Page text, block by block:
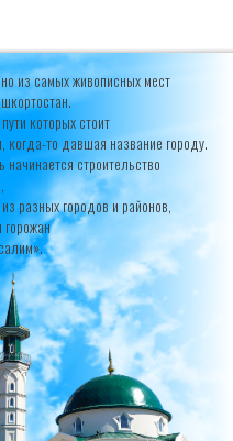
из самых живописных мест
которых стоит
когда-то давшая название городу.
строительство
разных городов и районов,